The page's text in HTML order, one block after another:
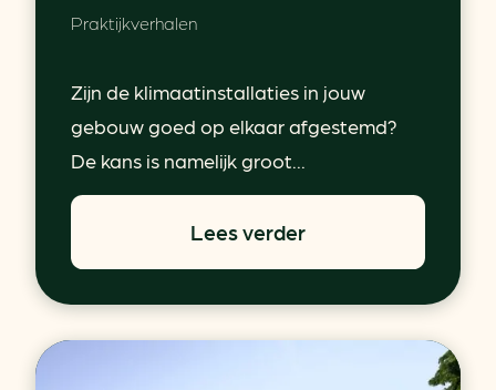
Praktijkverhalen
Zijn de klimaatinstallaties in jouw
gebouw goed op elkaar afgestemd?
De kans is namelijk groot...
Lees verder